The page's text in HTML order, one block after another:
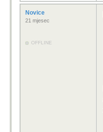
Novice
21 mjesec
OFFLINE